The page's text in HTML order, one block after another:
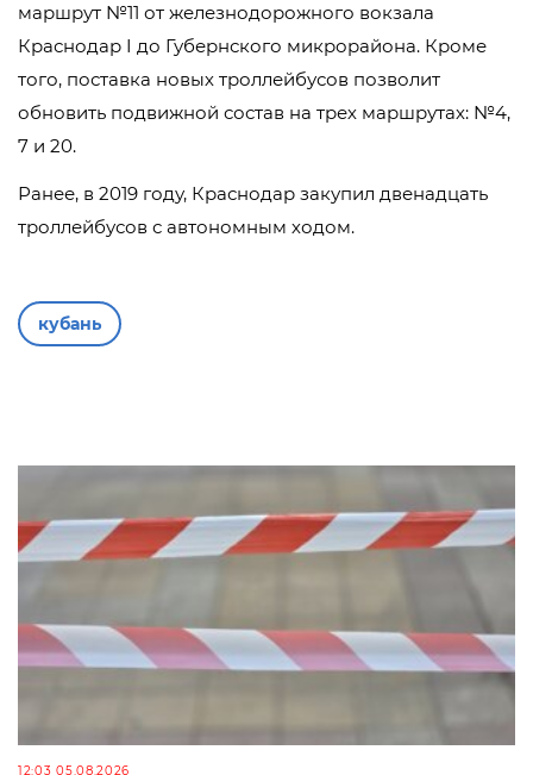
маршрут №11 от железнодорожного вокзала
Краснодар I до Губернского микрорайона. Кроме
того, поставка новых троллейбусов позволит
обновить подвижной состав на трех маршрутах: №4,
7 и 20.
Ранее, в 2019 году, Краснодар закупил двенадцать
троллейбусов с автономным ходом.
кубань
12:03 05.08.2026